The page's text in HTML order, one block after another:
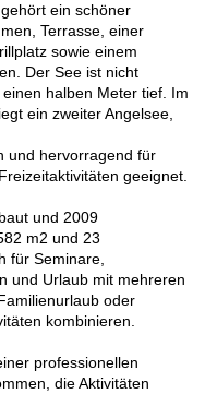
ein schöner
Terrasse, einer
sowie einem
Der See ist nicht
halben Meter tief. Im
ein zweiter Angelsee,
und hervorragend für
geeignet.
und 2009
m2 und 23
für Seminare,
und Urlaub mit mehreren
oder
kombinieren.
professionellen
die Aktivitäten